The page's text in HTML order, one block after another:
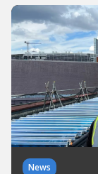
News